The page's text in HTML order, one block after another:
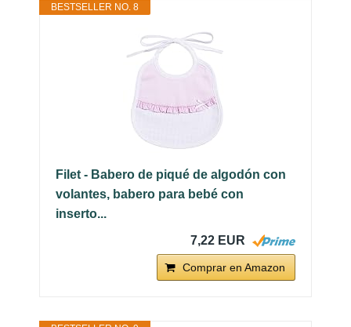
BESTSELLER NO. 8
Filet - Babero de piqué de algodón con
volantes, babero para bebé con
inserto...
7,22 EUR
Comprar en Amazon